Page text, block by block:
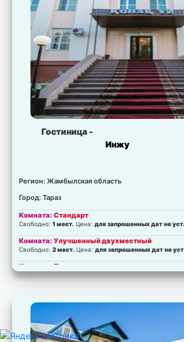
Гостиница -
Инжу
Регион: Жамбылская область
Город: Тараз
Комната:Стандарт
Свободно:1 мест. Цена:для запрошенных дат не
Комната:Улучшенный двухместный
Свободно:2 мест. Цена:для запрошенных дат не
Комната:Полулюкс
Свободно:2 мест.Цена:для запрошенных дат не
VIP
Свободно:4 мест.Цена:для запрошенных дат не